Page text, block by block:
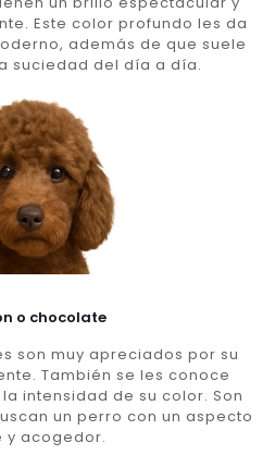
Este color profundo les da
además de que suele
suciedad del día a día.
o chocolate
son muy apreciados por su
También se les conoce
intensidad de su color. Son
un perro con un aspecto
y acogedor.